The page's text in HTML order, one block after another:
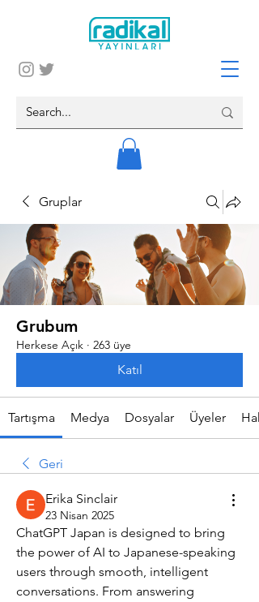
Gruplar
Grubum
Herkese Açık · 263 üye
Katıl
Tartışma Medya Dosyalar Üyeler
Geri
Erika Sinclair
23 Nisan 2025
ChatGPT Japan is designed to bring
the power of AI to Japanese-speaking
users through smooth, intelligent
conversations. From answering